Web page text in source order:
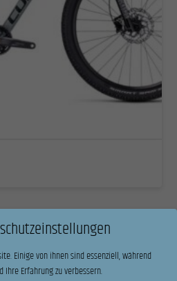
Einige von ihnen sind essenziell, während
Erfahrung zu verbessern.